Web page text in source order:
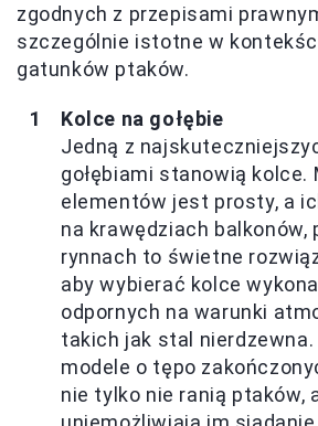
zgodnych z przepisami
szczególnie istotne w
gatunków ptaków.
Kolce na gołębie
Jedną z
gołębiami stanowią kolce.
elementów jest prosty, a
na krawędziach balkonów,
rynnach to świetne
aby wybierać kolce
odpornych na warunki
takich jak stal
modele o tępo
nie tylko nie ranią ptaków,